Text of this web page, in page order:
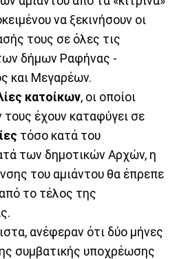
να ξεκινήσουν οι
τους σε όλες τις
δήµων Ραφήνας -
και Μεγαρέων.
κατοίκων, οι οποίοι
έχουν καταφύγει σε
τόσο κατά του
των δημοτικών Αρχών, η
του αμιάντου θα έπρεπε
το τέλος της
ανέφεραν ότι δύο μήνες
συμβατικής υποχρέωσης